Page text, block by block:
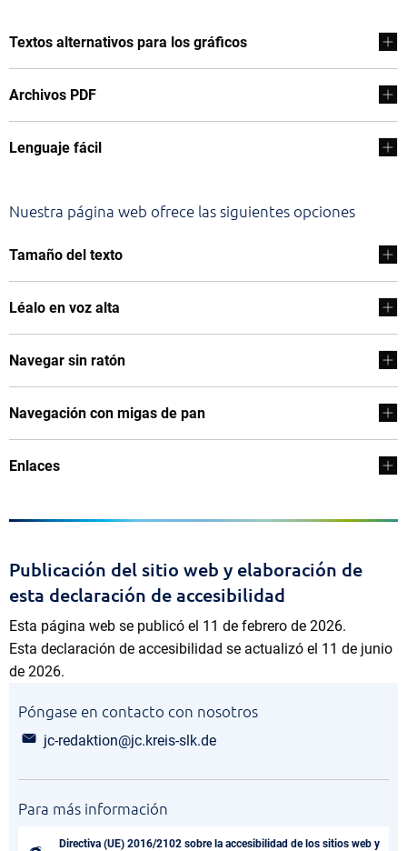
Textos alternativos para los gráficos
Archivos PDF
Lenguaje fácil
Nuestra página web ofrece las siguientes opciones
Tamaño del texto
Léalo en voz alta
Navegar sin ratón
Navegación con migas de pan
Enlaces
Publicación del sitio web y elaboración de
esta declaración de accesibilidad
Esta página web se publicó el 11 de febrero de 2026.
Esta declaración de accesibilidad se actualizó el 11 de junio
de 2026.
Póngase en contacto con nosotros
jc-redaktion@jc.kreis-slk.de
Para más información
Directiva (UE) 2016/2102 sobre la accesibilidad de los sitios web y